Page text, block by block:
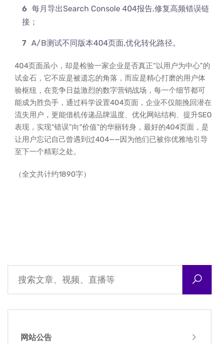
每月导出Search Console 404报告,修复高频错误链
接；
A/B测试不同版本404页面,优化转化路径。
404页面虽小，却是检验一家企业是否真正“以用户为中心”的
试金石，它不应是被遗忘的角落，而应是精心打磨的用户体
验枢纽，在竞争日益激烈的数字营销战场，每一个细节都可
能成为胜负手，通过科学设置404页面，企业不仅能挽回潜在
流失用户，更能借机传递品牌温度、优化网站结构、提升SEO
表现，实现“错误”向“价值”的华丽转身，最好的404页面，是
让用户忘记自己曾遇到过404——因为他们已被你优雅地引导
至下一个精彩之处。
（全文共计约1890字）
网站公告